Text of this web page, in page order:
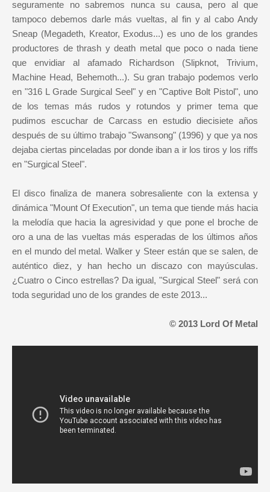
seguramente no sabremos nunca su causa, pero al que
tampoco debemos darle más vueltas, al fin y al cabo Andy
Sneap (Megadeth, Kreator, Exodus...) es uno de los grandes
productores de thrash y death metal que poco o nada tiene
que envidiar al afamado Richardson (Slipknot, Trivium,
Machine Head, Behemoth...). Su gran trabajo podemos verlo
en "316 L Grade Surgical Seel" y en "Captive Bolt Pistol", uno
de los temas más rudos y rotundos y primer tema que
pudimos escuchar de Carcass en estudio diecisiete años
después de su último trabajo "Swansong" (1996) y que ya nos
dejaba ciertas pinceladas por donde iban a ir los tiros y los riffs
en "Surgical Steel".
El disco finaliza de manera sobresaliente con la extensa y
dinámica "Mount Of Execution", un tema que tiende más hacia
la melodía que hacia la agresividad y que pone el broche de
oro a una de las vueltas más esperadas de los últimos años
en el mundo del metal. Walker y Steer están que se salen, de
auténtico diez, y han hecho un discazo con mayúsculas.
¿Cuatro o Cinco estrellas? Da igual, "Surgical Steel" será con
toda seguridad uno de los grandes de este 2013...
© 2013 Lord Of Metal